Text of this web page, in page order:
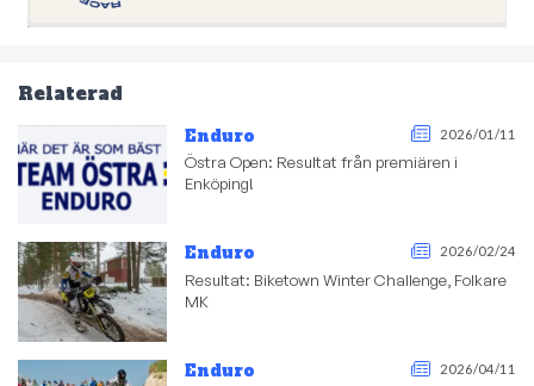
Relaterad
Enduro 2026/01/11
Östra Open: Resultat från premiären i
Enköping!
Enduro 2026/02/24
Resultat: Biketown Winter Challenge, Folkare
MK
Enduro 2026/04/11